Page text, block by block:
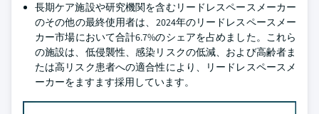
長期ケア施設や研究機関を含むリードレスペースメーカー
のその他の最終使用者は、2024年のリードレスペースメー
カー市場において合計6.7%のシェアを占めました。これら
の施設は、低侵襲性、感染リスクの低減、および高齢者ま
たは高リスク患者への適合性により、リードレスペースメ
ーカーをますます採用しています。